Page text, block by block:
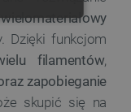
Dzięki funkcjom
filamentów,
zapobieganie
skupić się na